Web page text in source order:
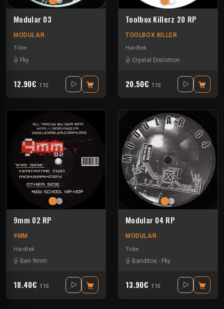
Modular 03
MODULAR
Tribe
Fky
12.90€ TTC
Toolbox Killerz 20 RP
TOOLBOX KILLER
Hardtek
Crystal Distortion
20.50€ TTC
9mm 02 RP
9MM
Hardtek
Ben 9mm
18.40€ TTC
Modular 04 RP
MODULAR
Tribe
Banditos - Fky
13.90€ TTC